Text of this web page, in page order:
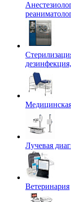
Лучевая
Ветеринария